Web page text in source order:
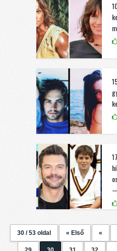
30 / 53 oldal « Első «